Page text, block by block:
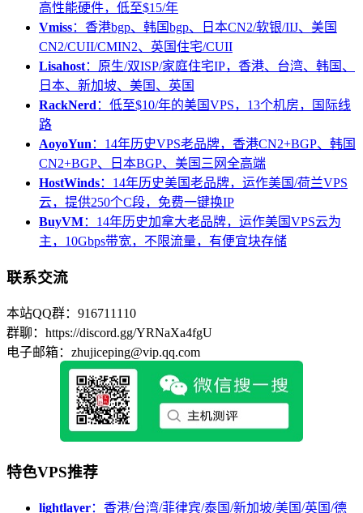
高性能硬件，低至$15/年
Vmiss：香港bgp、韩国bgp、日本CN2/软银/IIJ、美国
CN2/CUII/CMIN2、英国住宅/CUII
Lisahost：原生/双ISP/家庭住宅IP，香港、台湾、韩国、
日本、新加坡、美国、英国
RackNerd ：低至$10/年的美国VPS，13个机房，国际线
路
AoyoYun ：14年历史VPS老品牌，香港CN2+BGP、韩国
CN2+BGP、日本BGP、美国三网全高端
HostWinds：14年历史美国老品牌，运作美国/荷兰VPS
云，提供250个C段，免费一键换IP
BuyVM：14年历史加拿大老品牌，运作美国VPS云为
主，10Gbps带宽，不限流量，有便宜块存储
联系交流
本站QQ群：916711110
群聊：https://discord.gg/YRNaXa4fgU
电子邮箱：zhujiceping@vip.qq.com
特色VPS推荐
lightlayer：香港/台湾/菲律宾/泰国/新加坡/美国/英国/德